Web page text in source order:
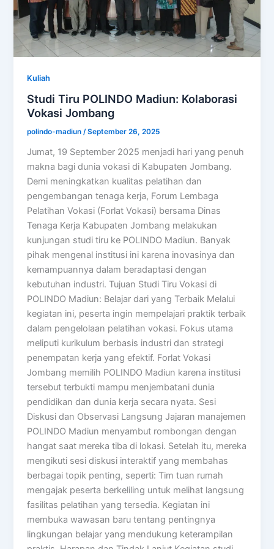
Kuliah
Studi Tiru POLINDO Madiun: Kolaborasi
Vokasi Jombang
polindo-madiun/September 26, 2025
Jumat, 19 September 2025 menjadi hari yang penuh
makna bagi dunia vokasi di Kabupaten Jombang.
Demi meningkatkan kualitas pelatihan dan
pengembangan tenaga kerja, Forum Lembaga
Pelatihan Vokasi (Forlat Vokasi) bersama Dinas
Tenaga Kerja Kabupaten Jombang melakukan
kunjungan studi tiru ke POLINDO Madiun. Banyak
pihak mengenal institusi ini karena inovasinya dan
kemampuannya dalam beradaptasi dengan
kebutuhan industri. Tujuan Studi Tiru Vokasi di
POLINDO Madiun: Belajar dari yang Terbaik Melalui
kegiatan ini, peserta ingin mempelajari praktik terbaik
dalam pengelolaan pelatihan vokasi. Fokus utama
meliputi kurikulum berbasis industri dan strategi
penempatan kerja yang efektif. Forlat Vokasi
Jombang memilih POLINDO Madiun karena institusi
tersebut terbukti mampu menjembatani dunia
pendidikan dan dunia kerja secara nyata. Sesi
Diskusi dan Observasi Langsung Jajaran manajemen
POLINDO Madiun menyambut rombongan dengan
hangat saat mereka tiba di lokasi. Setelah itu, mereka
mengikuti sesi diskusi interaktif yang membahas
berbagai topik penting, seperti: Tim tuan rumah
mengajak peserta berkeliling untuk melihat langsung
fasilitas pelatihan yang tersedia. Kegiatan ini
membuka wawasan baru tentang pentingnya
lingkungan belajar yang mendukung keterampilan